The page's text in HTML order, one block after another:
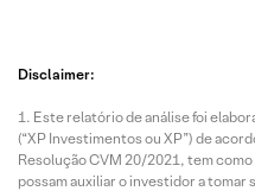
Disclaimer:
Este relatório de análise foi
(“XP Investimentos ou XP”) de
Resolução CVM 20/2021, tem
possam auxiliar o investidor a